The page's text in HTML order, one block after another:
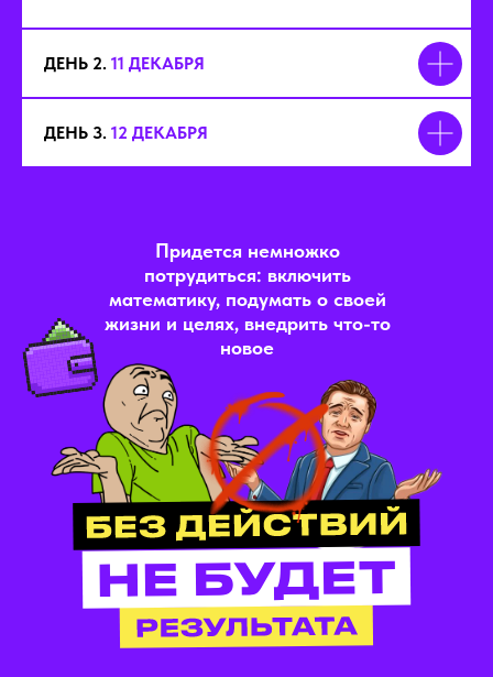
ДЕНЬ 2. 11 ДЕКАБРЯ
ДЕНЬ 3. 12 ДЕКАБРЯ
Придется немножко
потрудиться: включить
математику, подумать о своей
жизни и целях, внедрить что-то
новое